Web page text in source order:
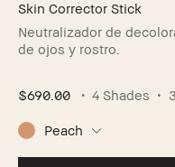
Skin Corrector Stick
Neutralizador de
de ojos y rostro.
$690.00 4 Shades
Peach